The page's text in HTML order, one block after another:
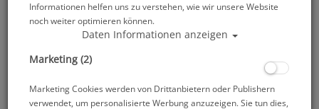
Informationen helfen uns zu verstehen, wie wir unsere Website
noch weiter optimieren können.
Daten Informationen anzeigen
Marketing (2)
Marketing Cookies werden von Drittanbietern oder Publishern
verwendet, um personalisierte Werbung anzuzeigen. Sie tun dies,